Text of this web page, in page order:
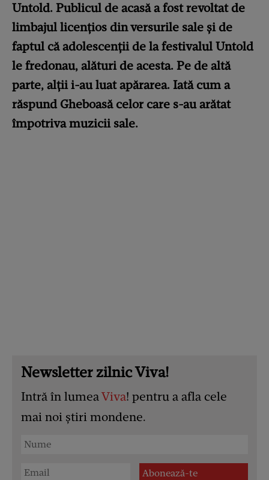
Untold. Publicul de acasă a fost revoltat de
limbajul licențios din versurile sale și de
faptul că adolescenții de la festivalul Untold
le fredonau, alături de acesta. Pe de altă
parte, alții i-au luat apărarea. Iată cum a
răspund Gheboasă celor care s-au arătat
împotriva muzicii sale.
Newsletter zilnic Viva!
Intră în lumeaViva! pentru a afla cele
mai noi știri mondene.